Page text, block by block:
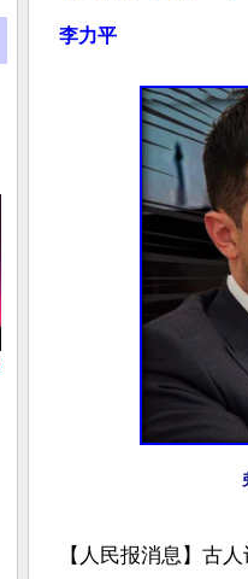
李力平
【人民报消息】古